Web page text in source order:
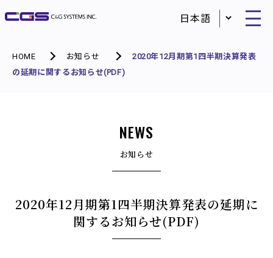
HOME お知らせ
2020年12月期第1四半期決算発表
の延期に関するお知らせ(PDF)
NEWS
お知らせ
2020年12月期第1四半期決算発表の延期に
関するお知らせ(PDF)